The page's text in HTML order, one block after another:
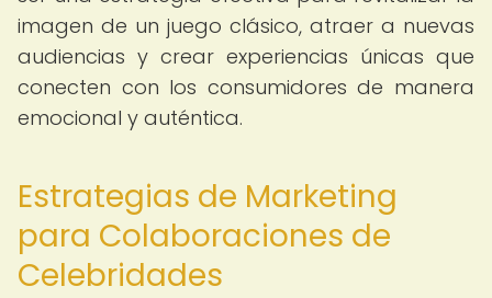
imagen de un juego clásico, atraer a nuevas
audiencias y crear experiencias únicas que
conecten con los consumidores de manera
emocional y auténtica.
Estrategias de Marketing
para Colaboraciones de
Celebridades